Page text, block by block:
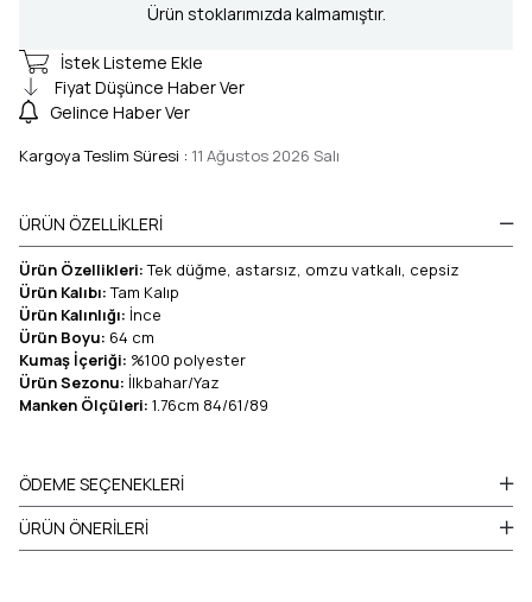
Ürün stoklarımızda kalmamıştır.
İstek Listeme Ekle
Fiyat Düşünce Haber Ver
Gelince Haber Ver
Kargoya Teslim Süresi : 11 Ağustos 2026 Salı
ÜRÜN ÖZELLIKLERI
Ürün Özellikleri:Tek düğme, astarsız, omzu vatkalı, cepsiz
Ürün Kalıbı:Tam Kalıp
Ürün Kalınlığı: İnce
Ürün Boyu: 64 cm
Kumaş İçeriği: %100 polyester
Ürün Sezonu: İlkbahar/Yaz
Manken Ölçüleri: 1.76cm 84/61/89
ÖDEME SEÇENEKLERI
ÜRÜN ÖNERILERI